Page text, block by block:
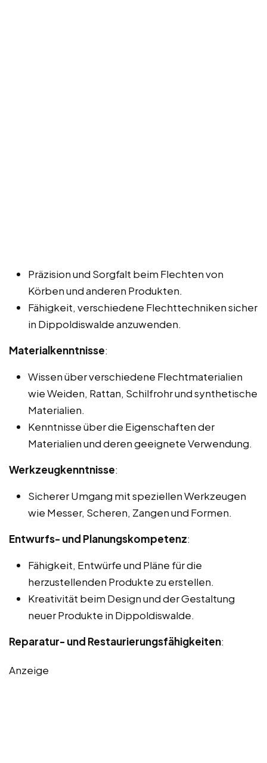
Präzision und Sorgfalt beim Flechten von
Körben und anderen Produkten.
Fähigkeit, verschiedene Flechttechniken sicher
in Dippoldiswalde anzuwenden.
Materialkenntnisse:
Wissen über verschiedene Flechtmaterialien
wie Weiden, Rattan, Schilfrohr und synthetische
Materialien.
Kenntnisse über die Eigenschaften der
Materialien und deren geeignete Verwendung.
Werkzeugkenntnisse:
Sicherer Umgang mit speziellen Werkzeugen
wie Messer, Scheren, Zangen und Formen.
Entwurfs- und Planungskompetenz:
Fähigkeit, Entwürfe und Pläne für die
herzustellenden Produkte zu erstellen.
Kreativität beim Design und der Gestaltung
neuer Produkte in Dippoldiswalde.
Reparatur- und Restaurierungsfähigkeiten:
Anzeige